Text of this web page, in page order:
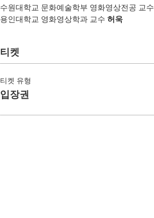
수원대학교 문화예술학부 영화영상전공 교수
용인대학교 영화영상학과 교수 허욱
티켓
티켓 유형
입장권